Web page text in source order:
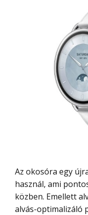
Az okosóra egy újratervezett pulzusmérő modult
használ, ami
közben. Emellett
alvás-optimalizáló